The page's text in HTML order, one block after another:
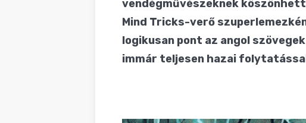
vendégművészeknek
Mind Tricks-verő
logikusan pont az angol
immár teljesen hazai